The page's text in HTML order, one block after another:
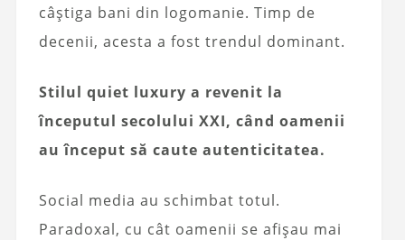
câștiga bani din logomanie. Timp de
decenii, acesta a fost trendul dominant.
Stilul quiet luxury a revenit la
începutul secolului XXI, când oamenii
au început să caute autenticitatea.
Social media au schimbat totul.
Paradoxal, cu cât oamenii se afișau mai